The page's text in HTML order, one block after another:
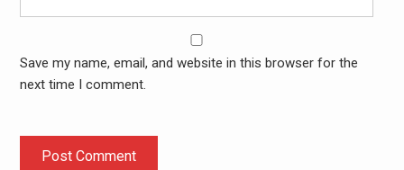
Save my name, email, and website in this browser for the
next time I comment.